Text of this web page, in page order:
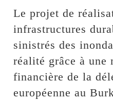
Le projet de
infrastructures
sinistrés des
réalité grâce à une
financière de la
européenne au